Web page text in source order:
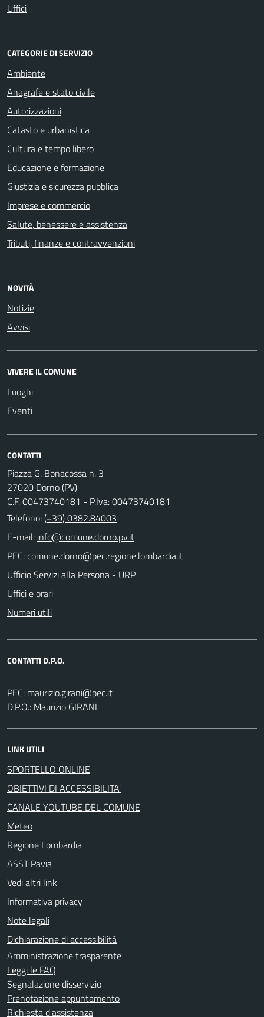
Uffici
CATEGORIE DI SERVIZIO
Ambiente
Anagrafe e stato civile
Autorizzazioni
Catasto e urbanistica
Cultura e tempo libero
Educazione e formazione
Giustizia e sicurezza pubblica
Imprese e commercio
Salute, benessere e assistenza
Tributi, finanze e contravvenzioni
NOVITÀ
Notizie
Avvisi
VIVERE IL COMUNE
Luoghi
Eventi
CONTATTI
Piazza G. Bonacossa n. 3
27020 Dorno (PV)
C.F. 00473740181 - P.Iva: 00473740181
Telefono:(+39) 0382.84003
E-mail:
PEC:
Ufficio Servizi alla Persona - URP
Uffici e orari
Numeri utili
CONTATTI D.P.O.
PEC:
D.P.O.: Maurizio GIRANI
LINK UTILI
SPORTELLO ONLINE
OBIETTIVI DI ACCESSIBILITA'
CANALE YOUTUBE DEL COMUNE
Meteo
Regione Lombardia
ASST Pavia
Vedi altri link
Informativa privacy
Note legali
Dichiarazione di accessibilità
Amministrazione trasparente
Leggi le FAQ
Segnalazione disservizio
Prenotazione appuntamento
Richiesta d'assistenza